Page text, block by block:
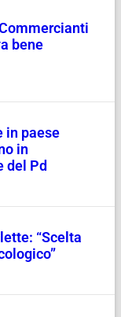
bene
in paese
in
del Pd
“Scelta